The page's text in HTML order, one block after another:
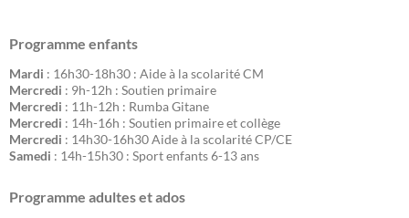
Programme enfants
Mardi : 16h30-18h30 : Aide à la scolarité CM
Mercredi : 9h-12h : Soutien primaire
Mercredi : 11h-12h : Rumba Gitane
Mercredi : 14h-16h : Soutien primaire et collège
Mercredi : 14h30-16h30 Aide à la scolarité CP/CE
Samedi : 14h-15h30 : Sport enfants 6-13 ans
Programme adultes et ados